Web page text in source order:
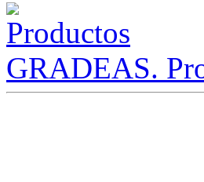
GRADEAS.